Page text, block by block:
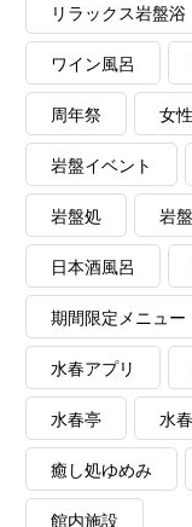
リラックス岩盤浴
ワイン風呂
周年祭 女
岩盤イベント
岩盤処 岩
日本酒風呂
期間限定メニュー
水春アプリ
水春亭 水
癒し処ゆめみ
館内施設